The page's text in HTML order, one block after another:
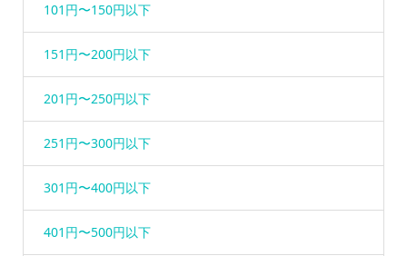
101円〜150円以下
151円〜200円以下
201円〜250円以下
251円〜300円以下
301円〜400円以下
401円〜500円以下